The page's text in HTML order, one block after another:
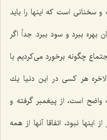
است كه اینها را باید
بهره ببرد و سود ببرد. جداً اگر
چگونه برخورد می‌كردیم با
هر كسی در این دنیا یك
است، از پیغمبر گرفته و
اینها نبود، اتفاقا آنها از همه